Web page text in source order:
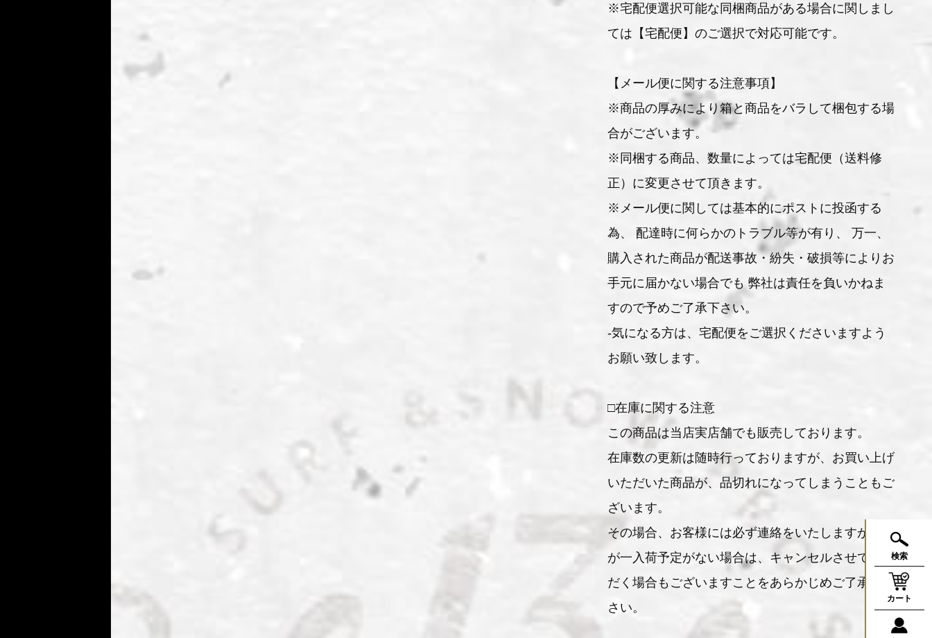
※宅配便選択可能な同梱商品がある場合に関しまし
ては【宅配便】のご選択で対応可能です。
【メール便に関する注意事項】
※商品の厚みにより箱と商品をバラして梱包する場
合がございます。
※同梱する商品、数量によっては宅配便（送料修
正）に変更させて頂きます。
※メール便に関しては基本的にポストに投函する
為、 配達時に何らかのトラブル等が有り、 万一、
購入された商品が配送事故・紛失・破損等によりお
手元に届かない場合でも 弊社は責任を負いかねま
すので予めご了承下さい。
-気になる方は、宅配便をご選択くださいますよう
お願い致します。
□在庫に関する注意
この商品は当店実店舗でも販売しております。
在庫数の更新は随時行っておりますが、お買い上げ
いただいた商品が、品切れになってしまうこともご
ざいます。
その場合、お客様には必ず連絡をいたしますが、万
が一入荷予定がない場合は、キャンセルさせていた
だく場合もございますことをあらかじめご了承くだ
さい。
検索
カート